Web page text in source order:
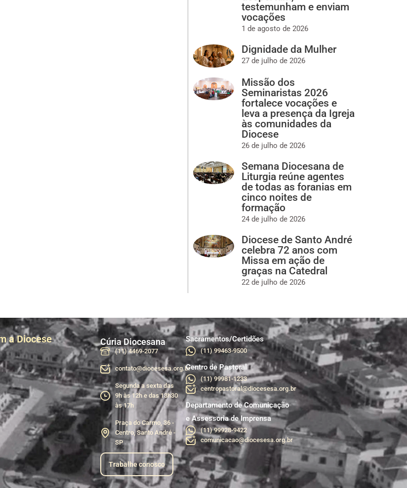
testemunham e enviam
vocações
1 de agosto de 2026
Dignidade da Mulher
27 de julho de 2026
Missão dos
Seminaristas 2026
fortalece vocações e
leva a presença da Igreja
às comunidades da
Diocese
26 de julho de 2026
Semana Diocesana de
Liturgia reúne agentes
de todas as foranias em
cinco noites de
formação
24 de julho de 2026
Diocese de Santo André
celebra 72 anos com
Missa em ação de
graças na Catedral
22 de julho de 2026
a Diocese Cúria Diocesana
(11) 4469-2077
contato@diocesesa.org.br
Segunda a sexta das
9h às 12h e das 13h30
às 17h
Praça do Carmo, 36 -
Centro, Santo André -
SP
Trabalhe conosco
Sacramentos/Certidões
(11) 99463-9500
Centro de Pastoral
(11) 99981-1233
centropastoral@diocesesa.org.br
Departamento de Comunicação
e Assessoria de Imprensa
(11) 99928-9422
comunicacao@diocesesa.org.br